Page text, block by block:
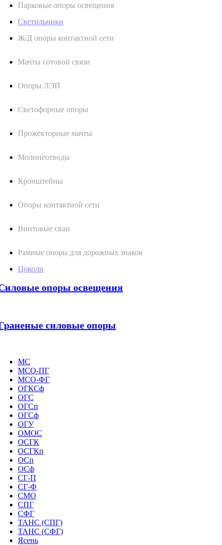
Парковые опоры освещения
Светильники
Ж/Д опоры контактной сети
Мачты сотовой связи
Опоры ЛЭП
Светофорные опоры
Прожекторные мачты
Молниеотводы
Кронштейны
Опоры контактной сети
Винтовые сваи
Рамные опоры для дорожных знаков
Цоколи
опоры освещения
силовые опоры
МС
МСО-ПГ
МСО-ФГ
ОГКСф
ОГС
ОГСп
ОГСф
ОГУ
ОМОС
ОСГК
ОСГКп
ОСп
ОСф
СГ-П
СГ-Ф
СМО
СПГ
СФГ
ТАНС (СПГ)
ТАНС (СФГ)
Ясень